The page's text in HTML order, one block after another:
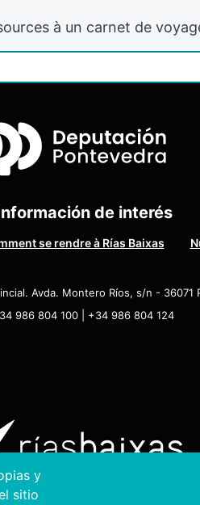
à un carnet de
y
sitio
de interés
se rendre à Rías Baixas
Avda. Montero Ríos, s/n - 36071
986 804 100 | +34 986 804 124